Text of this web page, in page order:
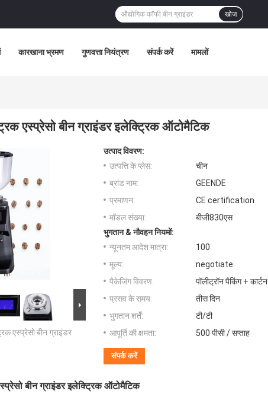
खोज
कारखाना भ्रमण गुणवत्ता नियंत्रण संपर्क करें मामलों
एस्प्रेसो बीन ग्राइंडर इलेक्ट्रिक ऑटोमैटिक
एस्प्रेसो बीन ग्राइंडर
उत्पाद विवरण:
उत्पत्ति के प्लेस:
चीन
ब्रांड नाम:
GEENDE
प्रमाणन:
CE certification
मॉडल संख्या:
बीजी830एस
भुगतान & नौवहन नियमों:
न्यूनतम आदेश मात्रा:
100
मूल्य:
negotiate
पैकेजिंग विवरण:
पॉलीट्रॉन पैकिंग + कार्टन
प्रसव के समय:
तीस दिन
भुगतान शर्तें:
टी/टी
आपूर्ति की क्षमता:
500 पीसी / सप्ताह
संपर्क करें
बीन ग्राइंडर इलेक्ट्रिक ऑटोमैटिक